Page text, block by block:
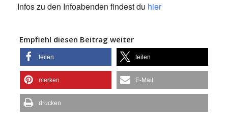
Infos zu den Infoabenden findest du hier
Empfiehl diesen Beitrag weiter
teilen teilen
merken E-Mail
drucken